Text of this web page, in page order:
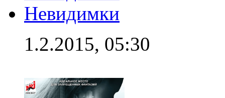
Невидимки
1.2.2015, 05:30